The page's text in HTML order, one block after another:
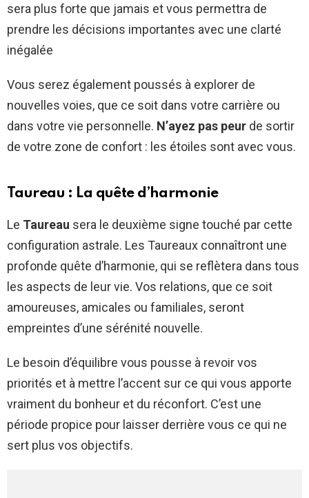
sera plus forte que jamais et vous permettra de
prendre les décisions importantes avec une clarté
inégalée
Vous serez également poussés à explorer de
nouvelles voies, que ce soit dans votre carrière ou
dans votre vie personnelle. N’ayez pas peur de sortir
de votre zone de confort : les étoiles sont avec vous.
Taureau : La quête d’harmonie
Le Taureau sera le deuxième signe touché par cette
configuration astrale. Les Taureaux connaîtront une
profonde quête d’harmonie, qui se reflètera dans tous
les aspects de leur vie. Vos relations, que ce soit
amoureuses, amicales ou familiales, seront
empreintes d’une sérénité nouvelle.
Le besoin d’équilibre vous pousse à revoir vos
priorités et à mettre l’accent sur ce qui vous apporte
vraiment du bonheur et du réconfort. C’est une
période propice pour laisser derrière vous ce qui ne
sert plus vos objectifs.